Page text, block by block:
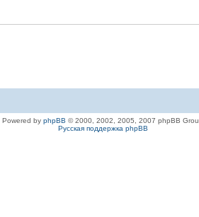
Powered by phpBB © 2000, 2002, 2005, 2007 phpBB
Русская поддержка phpBB